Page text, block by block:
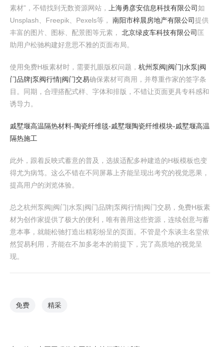
素材”，不错找到无数资源网站，
上海勇彦安信息科技有限公司如
Unsplash、Freepik、Pexels等， 南阳市梓晨房地产有限公司提供
丰富的图片、图标、配景图等元素， 北京绿皮车科技有限公司 匡
助用户松驰构建好意思不雅的页面布局。
使用免费H板素材时，需要扎眼版权问题， 杭州泵阀|阀门|水泵|阀
门品牌|泵阀行情|阀门交易确保素材可商用，并尊重作家的签字条
目。同期，合理搭配式样、字体和排版，不错让页面更具专科感和
诱导力。
戚墅堰高温隔热材料-陶瓷纤维毯-戚墅堰陶瓷纤维模块-戚墅堰高温
隔热施工
此外，跟着反映式蓄意的普及，选拔适配多种建造的H板模板也变
得尤为病笃。这么不错在不同屏幕上齐能呈现出考究的视觉恶果，
提高用户的浏览体验。
总之杭州泵阀|阀门|水泵|阀门品牌|泵阀行情|阀门交易，免费H板素
材为创作家提供了极大的便利，唯有善用这些资源，连续创意与蓄
意本事，就能松驰打造出精彩纷呈的页面。不管是个东谈主名堂依
然贸易利用，齐能在不加多老本的前提下，完了高质地的视觉呈
现。
免费 精采